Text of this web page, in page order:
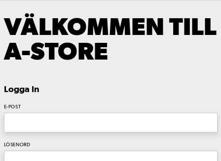
VÄLKOMMEN TILL
A-STORE
Logga In
E-POST
LÖSENORD